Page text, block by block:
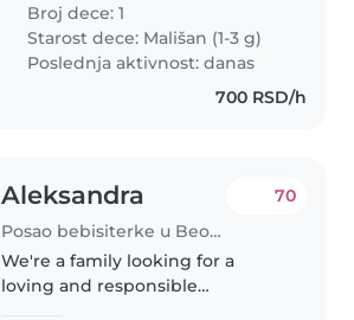
koja bi nam se pridružila u
našem domu. Ako uživate u..
Broj dece: 1
Starost dece: Mališan (1-3 g)
Poslednja aktivnost: danas
700 RSD/h
Aleksandra
Posao bebisiterke u Beograd
70
We're a family looking for a
loving and responsible